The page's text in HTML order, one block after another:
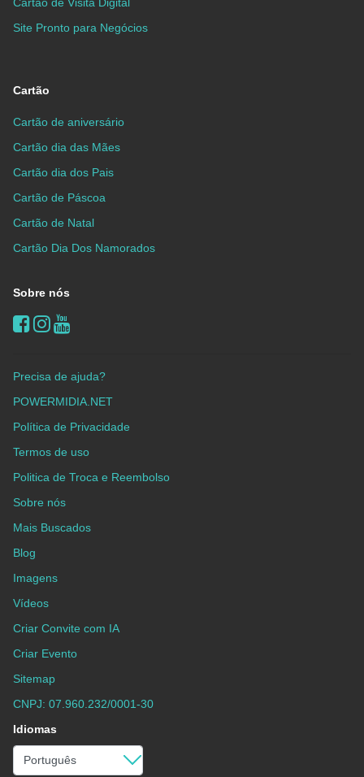
Site Pronto para Negócios
Cartão
Cartão de aniversário
Cartão dia das Mães
Cartão dia dos Pais
Cartão de Páscoa
Cartão de Natal
Cartão Dia Dos Namorados
Sobre nós
Precisa de ajuda?
POWERMIDIA.NET
Política de Privacidade
Termos de uso
Politica de Troca e Reembolso
Sobre nós
Mais Buscados
Blog
Imagens
Vídeos
Criar Convite com IA
Criar Evento
Sitemap
CNPJ: 07.960.232/0001-30
Idiomas